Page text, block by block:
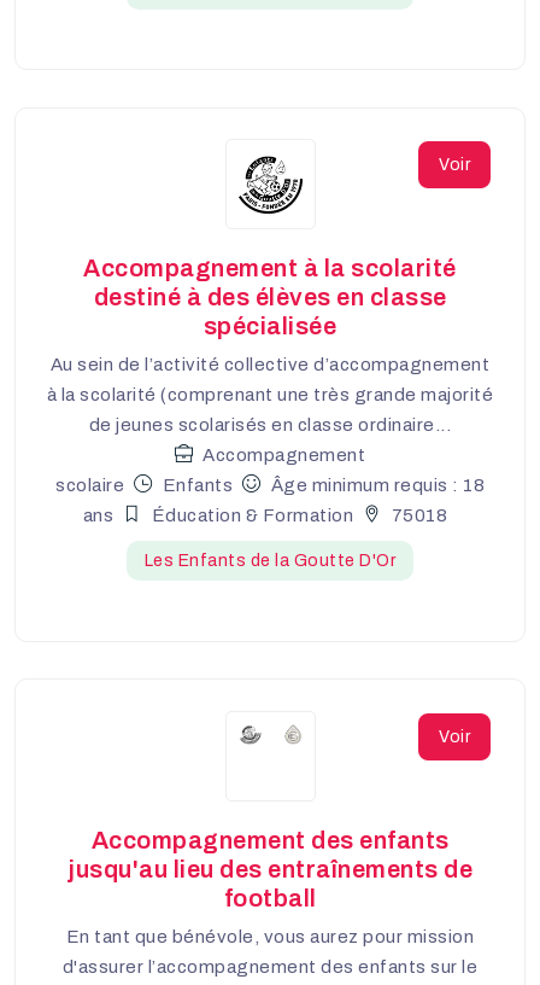
Voir
Accompagnement à la scolarité
destiné à des élèves en classe
spécialisée
Au sein de l’activité collective d’accompagnement
à la scolarité (comprenant une très grande majorité
de jeunes scolarisés en classe ordinaire...
Accompagnement
scolaire
Enfants
Âge minimum requis : 18
ans
Éducation & Formation 75018
Les Enfants de la Goutte D'Or
Voir
Accompagnement des enfants
jusqu'au lieu des entraînements de
football
En tant que bénévole, vous aurez pour mission
d'assurer l’accompagnement des enfants sur le